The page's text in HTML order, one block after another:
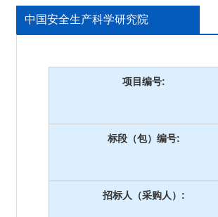
中国安全生产科学研究院
项目编号:
标段（包）编号:
招标人（采购人）: